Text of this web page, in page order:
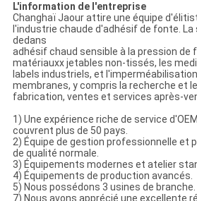
L'information de l'entreprise
Changhaï Jaour attire une équipe
l'industrie chaude d'adhésif de fonte.
dedans
adhésif chaud sensible à la pression de
matériauxx jetables non-tissés, les
labels industriels, et l'imperméabilisation
membranes, y compris la recherche et
fabrication, ventes et services après-
1) Une expérience riche de service
couvrent plus de 50 pays.
2) Équipe de gestion professionnelle et
de qualité normale.
3) Équipements modernes et atelier
4) Équipements de production avancés.
5) Nous possédons 3 usines de branche.
7) Nous avons apprécié une excellente